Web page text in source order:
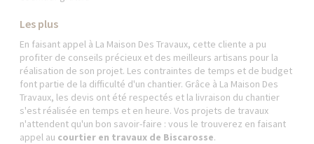
Les plus
En faisant appel à La Maison Des Travaux, cette cliente a pu
profiter de conseils précieux et des meilleurs artisans pour la
réalisation de son projet. Les contraintes de temps et de budget
font partie de la difficulté d'un chantier. Grâce à La Maison Des
Travaux, les devis ont été respectés et la livraison du chantier
s'est réalisée en temps et en heure. Vos projets de travaux
n'attendent qu'un bon savoir-faire : vous le trouverez en faisant
appel au courtier en travaux de Biscarosse.